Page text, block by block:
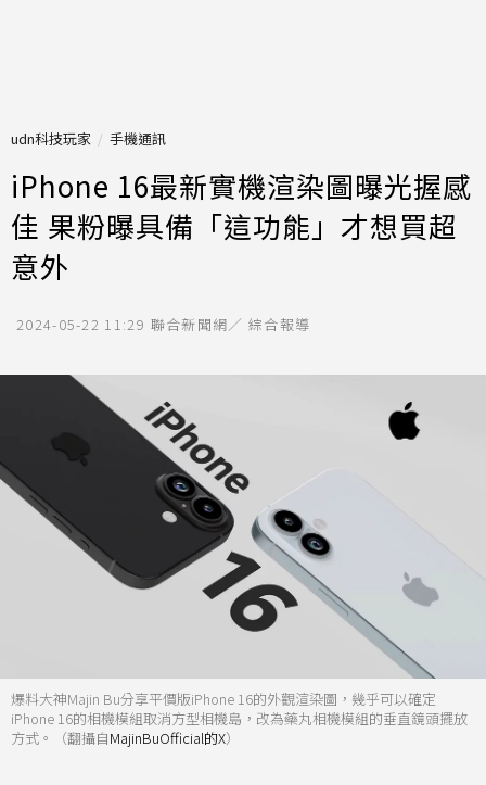
udn科技玩家 手機通訊
iPhone 16最新實機渲染圖曝光握感
佳 果粉曝具備「這功能」才想買超
意外
2024-05-22 11:29 聯合新聞網／ 綜合報導
爆料大神Majin Bu分享平價版iPhone 16的外觀渲染圖，幾乎可以確定
iPhone 16的相機模組取消方型相機島，改為藥丸相機模組的垂直鏡頭擺放
方式。（翻攝自MajinBuOfficial的X）